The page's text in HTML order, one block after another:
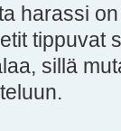
harassi
tippuvat
sillä